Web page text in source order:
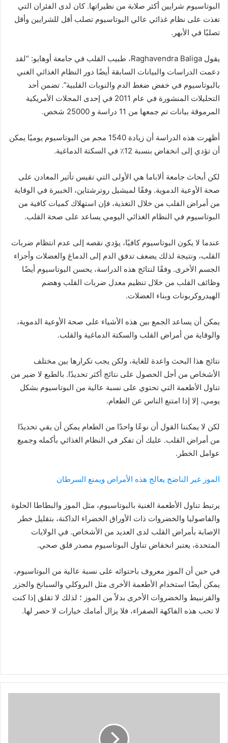
البوتاسيوم شرايين أكثر صلابة من نظيراتها. كان لدى الفئران التي
تغذت على نظام غذائي عالي البوتاسيوم تصلب أقل للشرايين وأقل
تصلبًا في الأبهر.
يقول Raghavendra Baliga، طبيب القلب في جامعة أوهايو: “لقد
دعمت الدراسات والبيانات السابقة أيضًا دور النظام الغذائي الغني
بالبوتاسيوم في خفض ضغط الدم والنوبات القلبية”. تضمن أحد
التحليلات المنشورة في عام 2011 في إحدى المجلات الأمريكية
المرموقة بيانات تم جمعها من 11 دراسة و 25000 شخص.
أظهرت هذه الدراسة أن زيادة 1540 مجم من البوتاسيوم يوميًا يمكن
أن تؤدي إلى انخفاض بنسبة 12٪ في السكتة الدماغية.
لكن أبحاث جامعة ألاباما هي الأولى التي تقيس تأثير المعادن على
صحة الأوعية الدموية. وفقًا لميشيل روترشتاين، الخبيرة في الوقاية
من أمراض القلب من خلال التغذية، فإن استهلاك كميات كافية من
البوتاسيوم في النظام الغذائي اليومي يساعد على صحة القلب.
عندما لا يكون البوتاسيوم كافيًا، يؤدي نقصه إلى عدم انتظام ضربات
القلب، ونتيجة لذلك يضعف تدفق الدم إلى الدماغ والعضلات وأجزاء
الجسم الأخرى. وفقًا لنتائج هذه الدراسة، يحسن البوتاسيوم أيضًا
وظائف القلب من خلال تنظيم معدل ضربات القلب وهضم
الهيدروكربونات وبناء العضلات.
يمكن أن يساعد الجمع بين هذه الأشياء على صحة الأوعية الدموية،
والوقاية من أمراض القلب والسكتة الدماغية والقلب.
نتائج هذا البحث واعدة للغاية، ولكن يجب تكرارها بين مختلف
الأشخاص من أجل الحصول على نتائج أكثر تحديدًا. بالطبع لا ضير من
تناول الأطعمة التي تحتوي على نسبة عالية من البوتاسيوم بشكل
يومي، إلا إذا امتنع الناس عن الطعام.
لكن لا يمكننا القول أن نوعًا واحدًا من الطعام يمكن أن يقي تحديدًا
من أمراض القلب. عليك أن تفكر في النظام الغذائي بأكمله وجميع
عوامل الخطر.
الموز غير الناضج يعالج هذه الأمراض ويمنع السرطان
يرتبط تناول الأطعمة الغنية بالبوتاسيوم، مثل الموز والبطاطا الحلوة
والفاصوليا والخضروات ذات الأوراق الخضراء الداكنة، بتقليل خطر
الإصابة بأمراض القلب لدى العديد من الأشخاص. في الولايات
المتحدة، يعتبر انخفاض تناول البوتاسيوم مصدر قلق صحي.
في حين أن الموز معروف باحتوائه على نسبة عالية من البوتاسيوم،
يمكن أيضًا استخدام الأطعمة الأخرى مثل البروكلي والسبانخ والجزر
والقرنبيط والخضروات الأخرى بدلاً من الموز ؛ لذلك لا تقلق إذا كنت
لا تحب هذه الفاكهة الصفراء، فلا يزال أمامك خيارات لا حصر لها.